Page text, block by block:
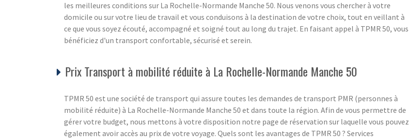
les meilleures conditions sur La Rochelle-Normande Manche 50. Nous venons vous chercher à votre
domicile ou sur votre lieu de travail et vous conduisons à la destination de votre choix, tout en veillant à
ce que vous soyez écouté, accompagné et soigné tout au long du trajet. En faisant appel à TPMR 50, vous
bénéficiez d'un transport confortable, sécurisé et serein.
Prix Transport à mobilité réduite à La Rochelle-Normande Manche 50
TPMR 50 est une société de transport qui assure toutes les demandes de transport PMR (personnes à
mobilité réduite) à La Rochelle-Normande Manche 50 et dans toute la région. Afin de vous permettre de
gérer votre budget, nous mettons à votre disposition notre page de réservation sur laquelle vous pouvez
également avoir accès au prix de votre voyage. Quels sont les avantages de TPMR 50 ? Services